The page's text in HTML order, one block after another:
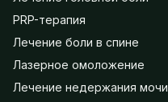
PRP-терапия
Лечение боли в спине
Лазерное омоложение
Лечение недержания мочи